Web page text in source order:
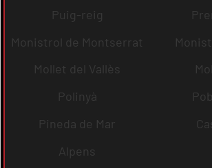
Puig-reig
Monistrol de Montserrat
Mollet del Vallès
Polinyà
Pineda de Mar
Alpens